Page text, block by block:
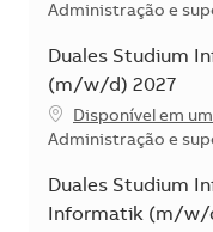
Categoria
Administração e
Duales Studium
(m/w/d) 2027
Disponível em
Categoria
Administração e
Duales Studium
Informatik (m/w/